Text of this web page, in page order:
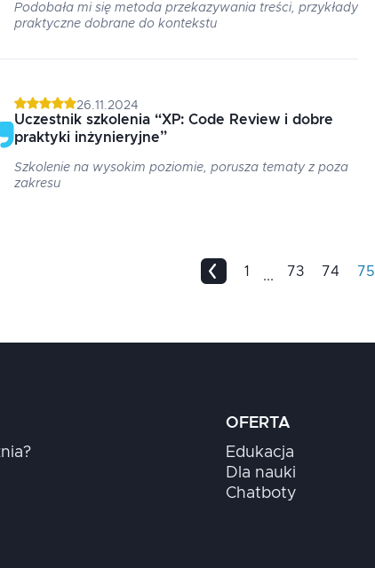
Podobała mi się metoda przekazywania treści, przykłady
praktyczne dobrane do kontekstu
26.11.2024
Uczestnik szkolenia “XP: Code Review i dobre
praktyki inżynieryjne”
Szkolenie na wysokim poziomie, porusza tematy z poza
zakresu
1 ... 73 74 75
OFERTA
Edukacja
Dla nauki
Chatboty